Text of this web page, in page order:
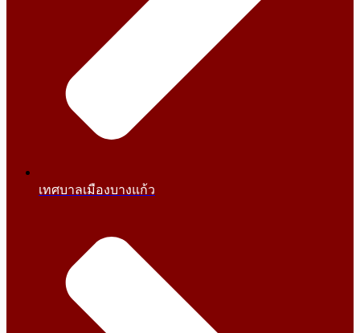
เทศบาลเมืองบางแก้ว